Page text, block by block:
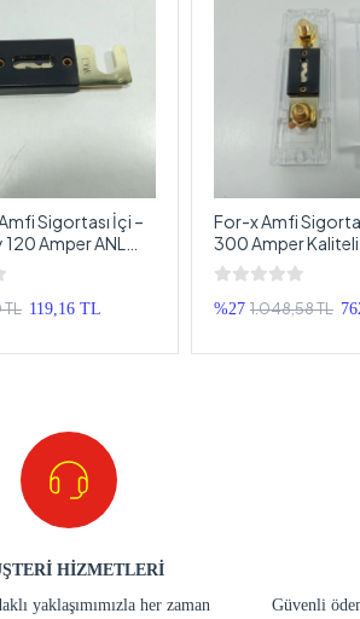
Sigortası İçi –
Amper ANL
Sigortası
TL 119,16 TL
For-x Amfi
300 Amper
Anfi Sigortası
%27 1.048,58 TL
HİZMETLERİ
yaklaşımımızla her zaman
Güvenli